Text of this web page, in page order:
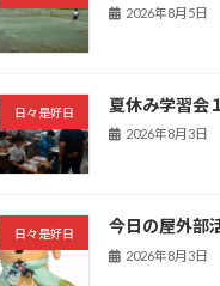
2026年8月5日
日々是好日 夏休み学習会
2026年8月3日
日々是好日 今日の屋外部
2026年8月3日